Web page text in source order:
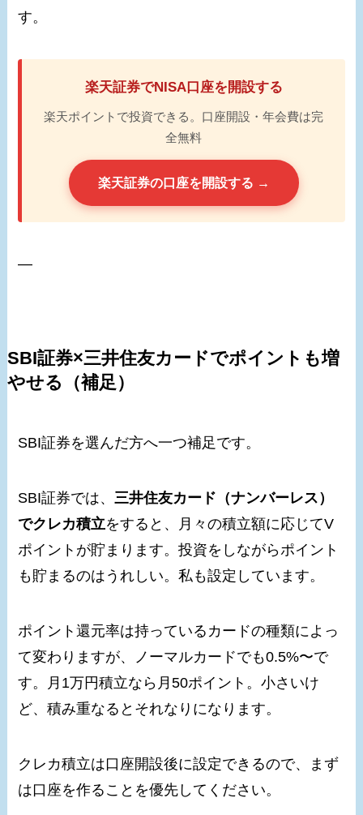
す。
楽天証券でNISA口座を開設する
楽天ポイントで投資できる。口座開設・年会費は完
全無料
楽天証券の口座を開設する →
—
SBI証券×三井住友カードでポイントも増
やせる（補足）
SBI証券を選んだ方へ一つ補足です。
SBI証券では、三井住友カード（ナンバーレス）
でクレカ積立をすると、月々の積立額に応じてV
ポイントが貯まります。投資をしながらポイント
も貯まるのはうれしい。私も設定しています。
ポイント還元率は持っているカードの種類によっ
て変わりますが、ノーマルカードでも0.5%〜で
す。月1万円積立なら月50ポイント。小さいけ
ど、積み重なるとそれなりになります。
クレカ積立は口座開設後に設定できるので、まず
は口座を作ることを優先してください。